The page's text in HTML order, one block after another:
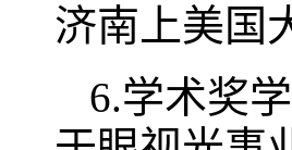
济南上美国
6.学术奖